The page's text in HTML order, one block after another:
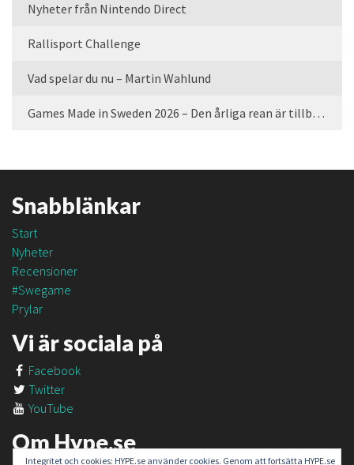
Nyheter från Nintendo Direct
Rallisport Challenge
Vad spelar du nu – Martin Wahlund
Games Made in Sweden 2026 – Den årliga rean är tillbaka
Snabblänkar
Start
Nyheter
Recensioner
#Swegame
Prylar
Vi är sociala på
Facebook
Twitter
YouTube
Om Hype.se
Integritet och cookies: HYPE.se använder cookies. Genom att fortsätta HYPE.se